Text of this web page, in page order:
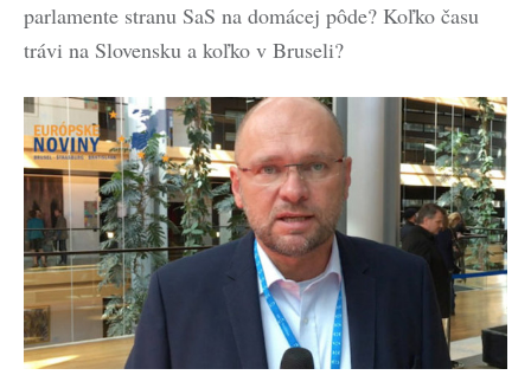
parlamente stranu SaS na domácej pôde? Koľko času
trávi na Slovensku a koľko v Bruseli?